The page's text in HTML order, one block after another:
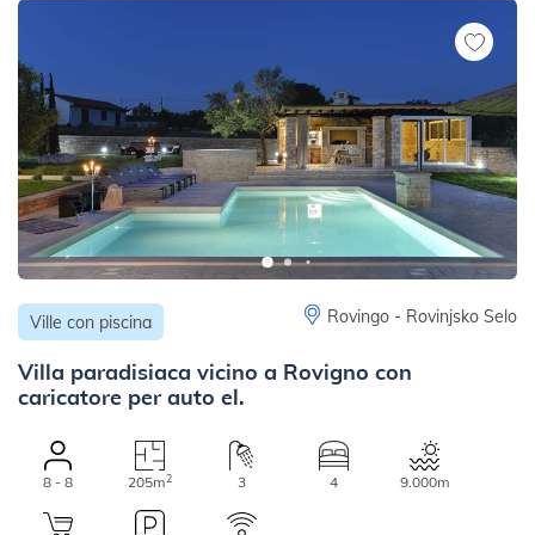
Ville con piscina Rovingo - Rovinjsko Selo
Villa paradisiaca vicino a Rovigno con
caricatore per auto el.
8 - 8 205m2 3 4 9.000m